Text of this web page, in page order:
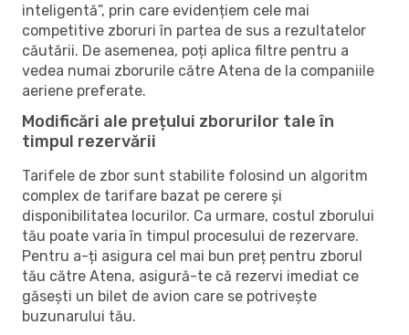
inteligentă”, prin care evidențiem cele mai
competitive zboruri în partea de sus a rezultatelor
căutării. De asemenea, poți aplica filtre pentru a
vedea numai zborurile către Atena de la companiile
aeriene preferate.
Modificări ale prețului zborurilor tale în
timpul rezervării
Tarifele de zbor sunt stabilite folosind un algoritm
complex de tarifare bazat pe cerere și
disponibilitatea locurilor. Ca urmare, costul zborului
tău poate varia în timpul procesului de rezervare.
Pentru a-ți asigura cel mai bun preț pentru zborul
tău către Atena, asigură-te că rezervi imediat ce
găsești un bilet de avion care se potrivește
buzunarului tău.